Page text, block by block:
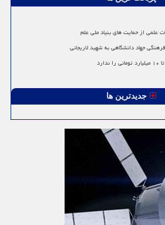
از حمایت های بنیاد ملی علم
جهاد دانشگاهی به شهید لاریجانی
جدیدترین ها